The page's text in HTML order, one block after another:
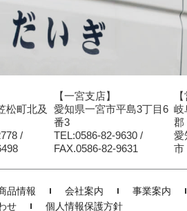
松町北及
/
【一宮支店】
愛知県一宮市平島3丁目6
番3
TEL:0586-82-9630 /
FAX.0586-82-9631
岐
郡
愛
品情報 会社案内 事業案内
せ 個人情報保護方針